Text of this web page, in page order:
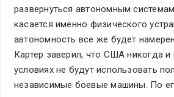
развернуться автономным
касается именно физического
автономность все же будет
Картер заверил, что США никогда и
условиях не будут использовать
независимые боевые машины. По